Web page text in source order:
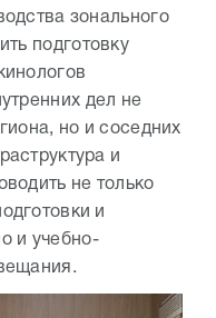
зонального
подготовку
дел не
но и соседних
и
не только
и
и учебно-